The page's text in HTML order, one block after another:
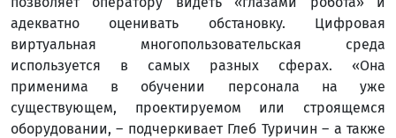
адекватно оценивать обстановку. Цифровая
виртуальная многопользовательская среда
используется в самых разных сферах. «Она
применима в обучении персонала на уже
существующем, проектируемом или строящемся
оборудовании, – подчеркивает Глеб Туричин – а также